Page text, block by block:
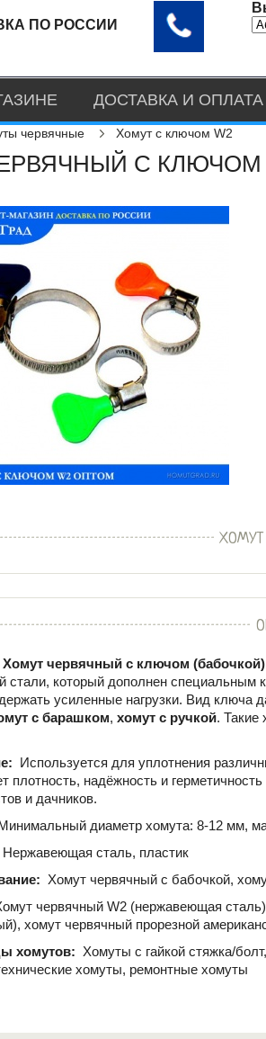
ПО РОССИИ
ДОСТАВКА И ОПЛАТА
червячные Хомут с ключом W2
С КЛЮЧОМ
ХОМУТ
Хомут червячный с ключом (бабочкой)
стали, который дополнен
усиленные нагрузки. Вид ключа
с барашком, хомут с ручкой. Такие
Используется для уплотнения
плотность, надёжность и
и дачников.
диаметр хомута: 8-12 мм,
Нержавеющая сталь, пластик
Хомут червячный с бабочкой,
червячный W2 (нержавеющая
хомут червячный прорезной
хомутов: Хомуты с гайкой стяжка/
хомуты, ремонтные хомуты